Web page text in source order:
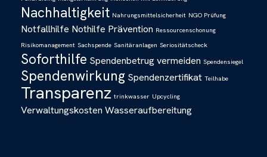
Nachhaltigkeit Nahrungsmittelsicherheit NGO Prüfung
Notfallhilfe Nothilfe Prävention Ressourcenschonung
Risikomanagement Sachspende Sanitäranlagen Seriositätscheck
Soforthilfe Spendenbetrug vermeiden Spendensiegel
Spendenwirkung Spendenzertifikat Teilhabe
Transparenz trinkwasser Upcycling
Verwaltungskosten Wasseraufbereitung